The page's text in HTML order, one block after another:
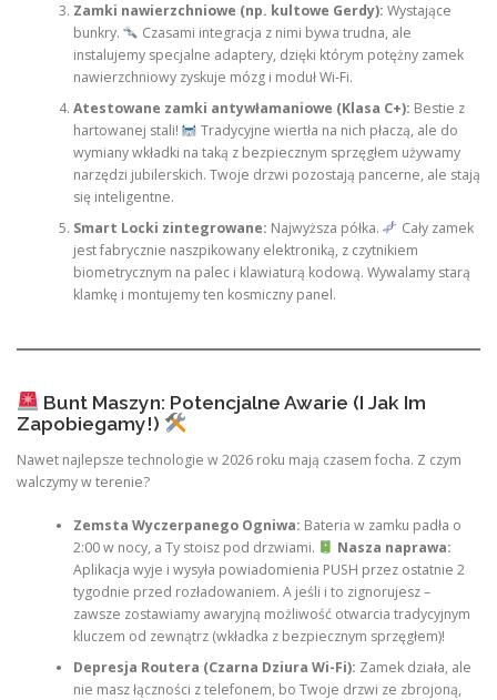
Zamki nawierzchniowe (np. kultowe Gerdy): Wystające
bunkry.
Czasami integracja z nimi bywa trudna, ale
instalujemy specjalne adaptery, dzięki którym potężny zamek
nawierzchniowy zyskuje mózg i moduł Wi-Fi.
Atestowane zamki antywłamaniowe (Klasa C+): Bestie z
hartowanej stali!
Tradycyjne wiertła na nich płaczą, ale do
wymiany wkładki na taką z bezpiecznym sprzęgłem używamy
narzędzi jubilerskich. Twoje drzwi pozostają pancerne, ale stają
się inteligentne.
Smart Locki zintegrowane: Najwyższa półka.
Cały zamek
jest fabrycznie naszpikowany elektroniką, z czytnikiem
biometrycznym na palec i klawiaturą kodową. Wywalamy starą
klamkę i montujemy ten kosmiczny panel.
Bunt Maszyn: Potencjalne Awarie (I Jak Im
Zapobiegamy!)
Nawet najlepsze technologie w 2026 roku mają czasem focha. Z czym
walczymy w terenie?
Zemsta Wyczerpanego Ogniwa: Bateria w zamku padła o
2:00 w nocy, a Ty stoisz pod drzwiami.
Nasza naprawa:
Aplikacja wyje i wysyła powiadomienia PUSH przez ostatnie 2
tygodnie przed rozładowaniem. A jeśli i to zignorujesz –
zawsze zostawiamy awaryjną możliwość otwarcia tradycyjnym
kluczem od zewnątrz (wkładka z bezpiecznym sprzęgłem)!
Depresja Routera (Czarna Dziura Wi-Fi): Zamek działa, ale
nie masz łączności z telefonem, bo Twoje drzwi ze zbrojoną,